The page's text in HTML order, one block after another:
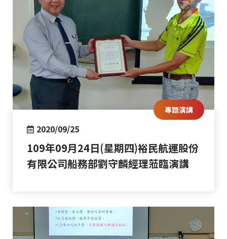
專題演講
2020/09/25
109年09月24日(星期四)裕民航運股份
有限公司船務部劉守麟經理蒞臨演講